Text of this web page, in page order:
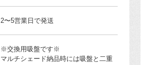
2〜5営業日で発送
※交換用吸盤です※
マルチシェード納品時には吸盤と二重